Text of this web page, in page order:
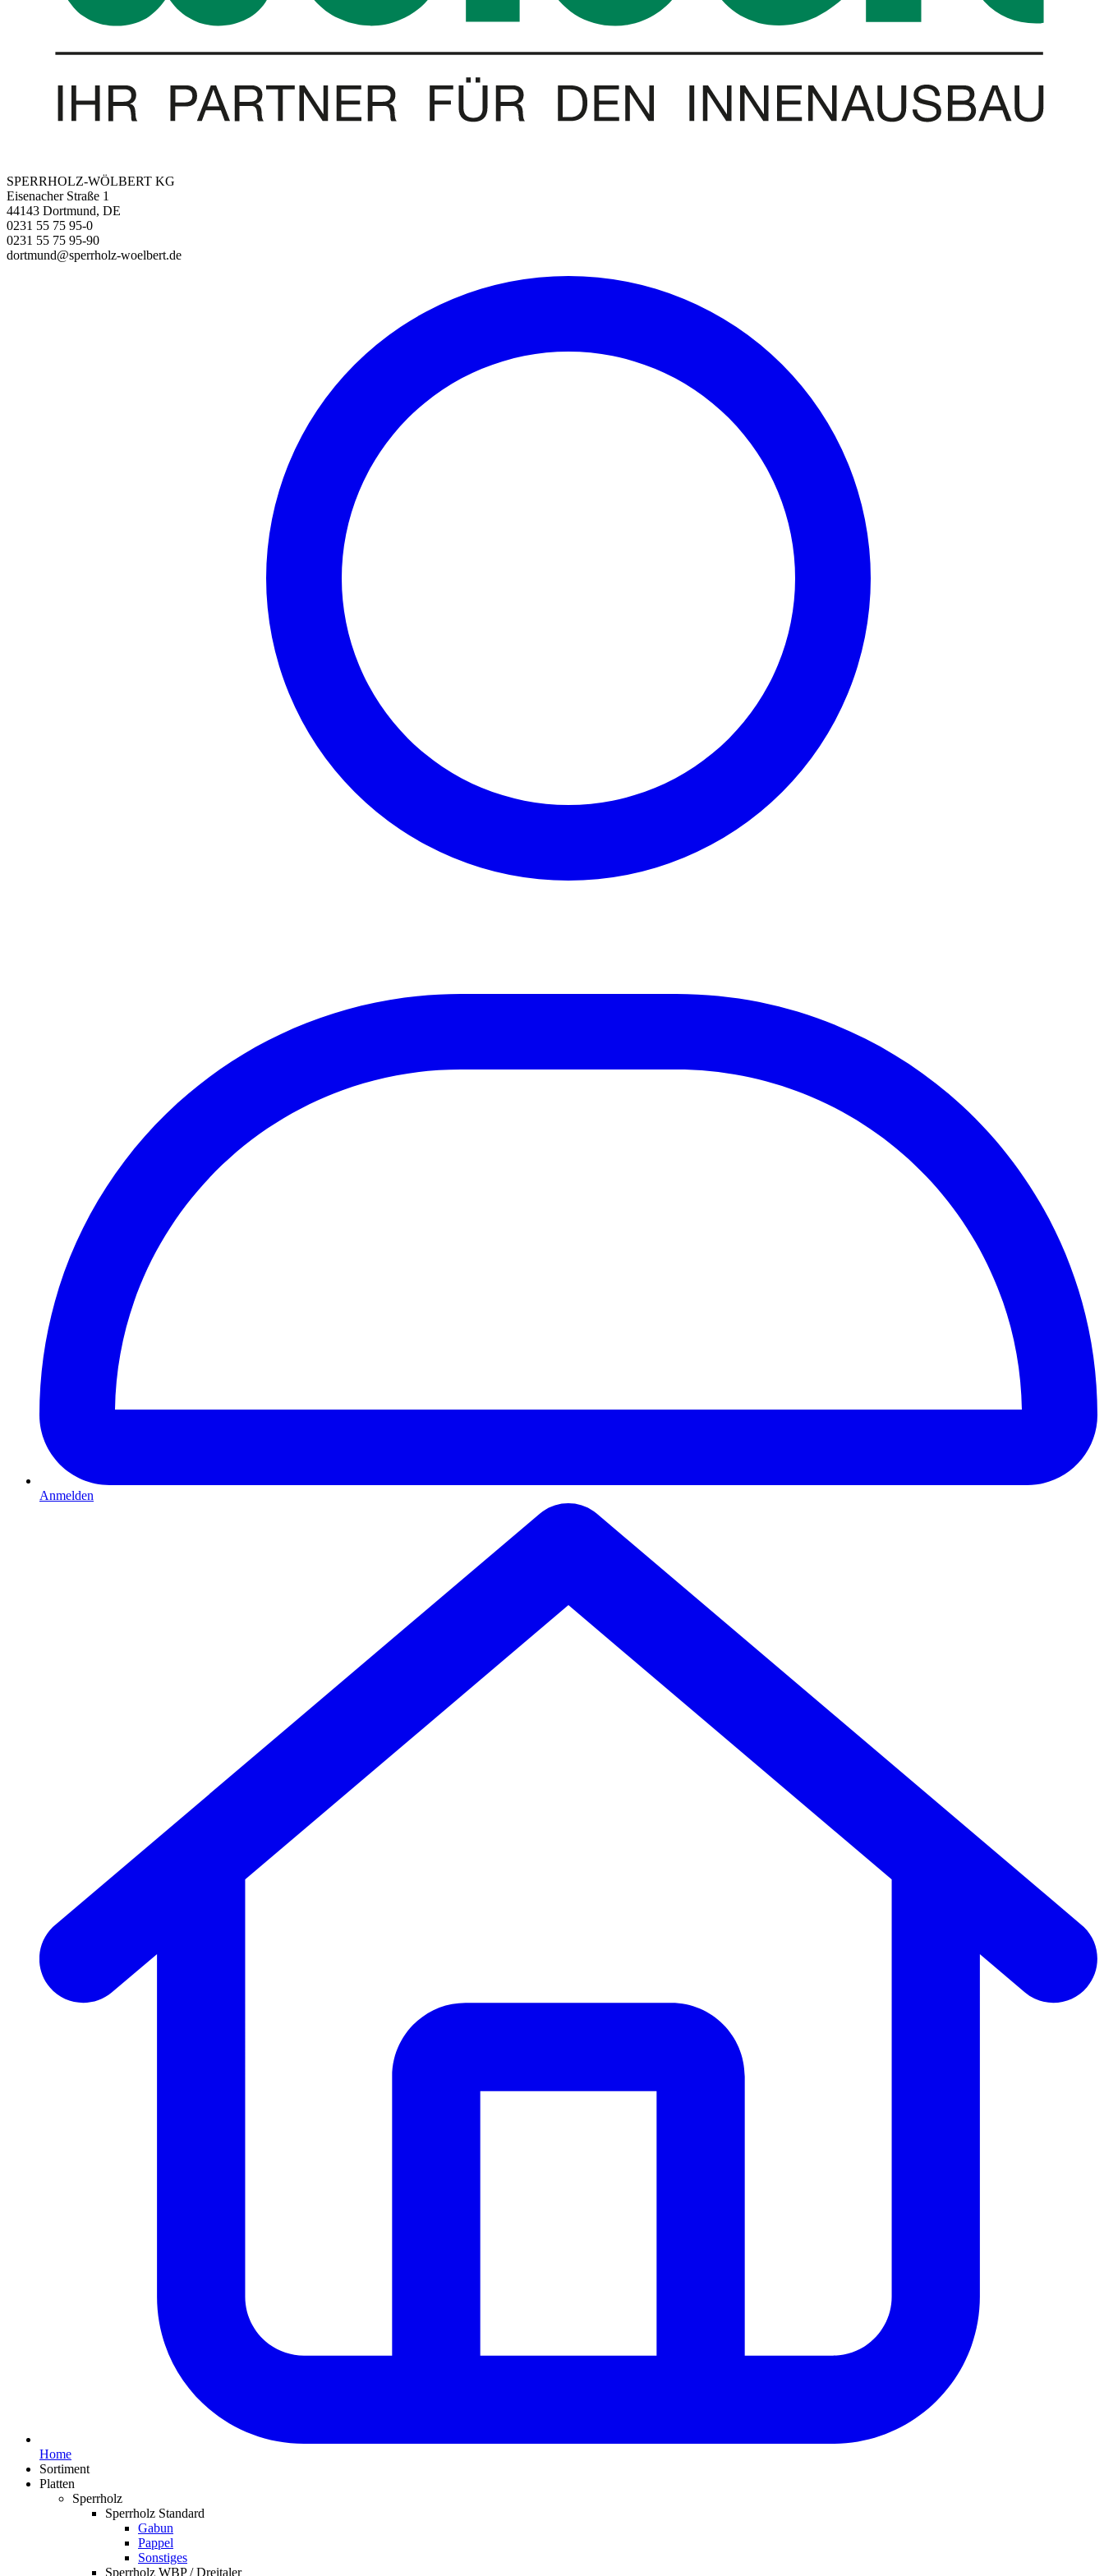
SPERRHOLZ-WÖLBERT KG
Eisenacher Straße 1
44143 Dortmund, DE
0231 55 75 95-0
0231 55 75 95-90
dortmund@sperrholz-woelbert.de
Anmelden
Home
Sortiment
Platten
Sperrholz
Sperrholz Standard
Gabun
Pappel
Sonstiges
Sperrholz WBP / Dreitaler